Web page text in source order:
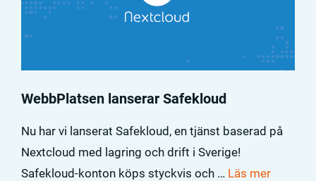
WebbPlatsen lanserar Safekloud
Nu har vi lanserat Safekloud, en tjänst baserad på
Nextcloud med lagring och drift i Sverige!
Safekloud-konton köps styckvis och … Läs mer